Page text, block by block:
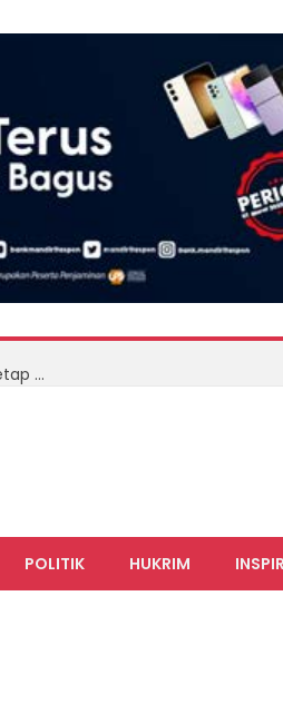
Wamenkeu Juda Agung Optimistis Ekonomi Indonesia Tetap Tumbuh di Atas 5 Persen, APBN 2026 Dinilai Tetap Sehat dan Kredibel
POLITIK HUKRIM